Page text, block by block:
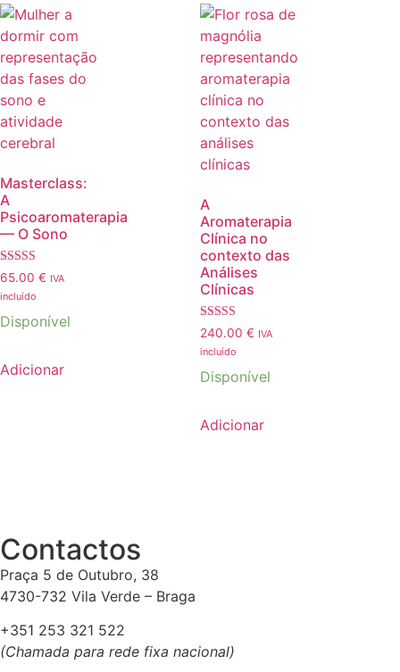
Masterclass:
A
Psicoaromaterapia
— O Sono
Avaliação
5.00
de 5
65.00 € IVA
incluído
Disponível
Adicionar
A
Aromaterapia
Clínica no
contexto das
Análises
Clínicas
Avaliação
5.00
de 5
240.00 € IVA
incluído
Disponível
Adicionar
Contactos
Praça 5 de Outubro, 38
4730-732 Vila Verde – Braga
+351 253 321 522
(Chamada para rede fixa nacional)